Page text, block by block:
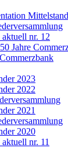
aktuell nr. 12
Jahre
2023
2022
2021
2020
nr. 11